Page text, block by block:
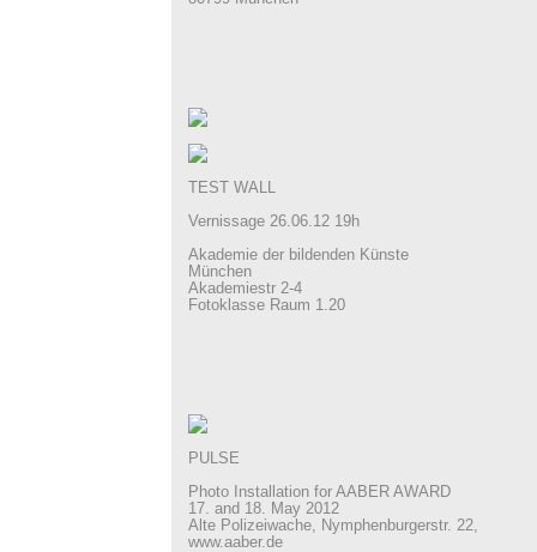
TEST WALL
Vernissage 26.06.12 19h
Akademie der bildenden Künste
München
Akademiestr 2-4
Fotoklasse Raum 1.20
PULSE
Photo Installation for AABER AWARD
17. and 18. May 2012
Alte Polizeiwache, Nymphenburgerstr. 22,
www.aaber.de